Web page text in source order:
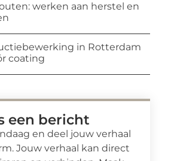
werken aan herstel en
in Rotterdam
coating
een bericht
en deel jouw verhaal
Jouw verhaal kan direct